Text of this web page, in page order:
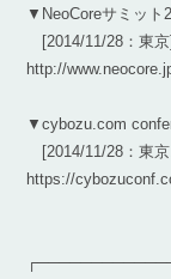
▼NeoCoreサミット
[2014/11/28：東京]
http://
▼cybozu.com
[2014/11/28：東
https://